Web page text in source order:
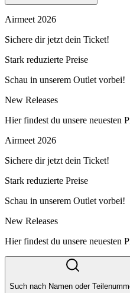
Airmeet 2026
Sichere dir jetzt dein Ticket!
Stark reduzierte Preise
Schau in unserem Outlet vorbei!
New Releases
Hier findest du unsere neuesten
Airmeet 2026
Sichere dir jetzt dein Ticket!
Stark reduzierte Preise
Schau in unserem Outlet vorbei!
New Releases
Hier findest du unsere neuesten
Such nach Namen oder